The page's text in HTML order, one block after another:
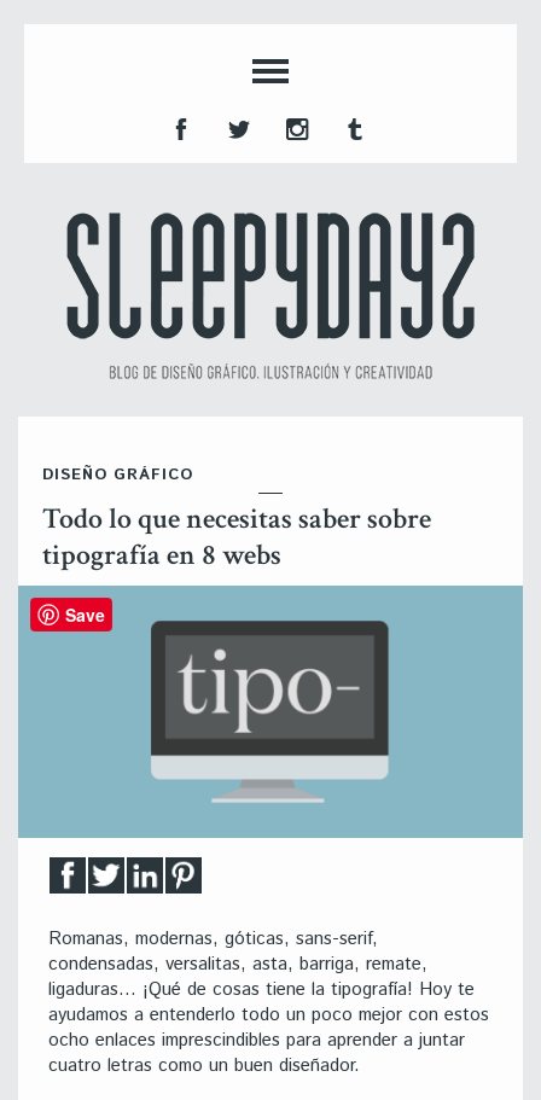
DISEÑO GRÁFICO
Todo lo que necesitas saber sobre
tipografía en 8 webs
Romanas, modernas, góticas, sans-serif,
condensadas, versalitas, asta, barriga, remate,
ligaduras… ¡Qué de cosas tiene la tipografía! Hoy te
ayudamos a entenderlo todo un poco mejor con estos
ocho enlaces imprescindibles para aprender a juntar
cuatro letras como un buen diseñador.
Save